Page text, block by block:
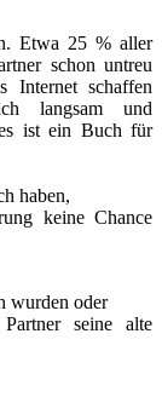
Etwa 25 % aller
schon untreu
Internet schaffen
langsam und
ist ein Buch für
haben,
keine Chance
wurden oder
seine alte